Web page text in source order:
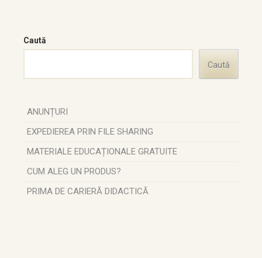
Caută
Caută
ANUNȚURI
EXPEDIEREA PRIN FILE SHARING
MATERIALE EDUCAȚIONALE GRATUITE
CUM ALEG UN PRODUS?
PRIMA DE CARIERĂ DIDACTICĂ